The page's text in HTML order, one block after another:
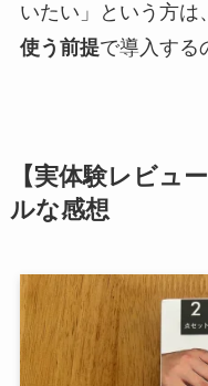
いたい」という方は、
使う前提で導入する
【実体験レビュ
ルな感想